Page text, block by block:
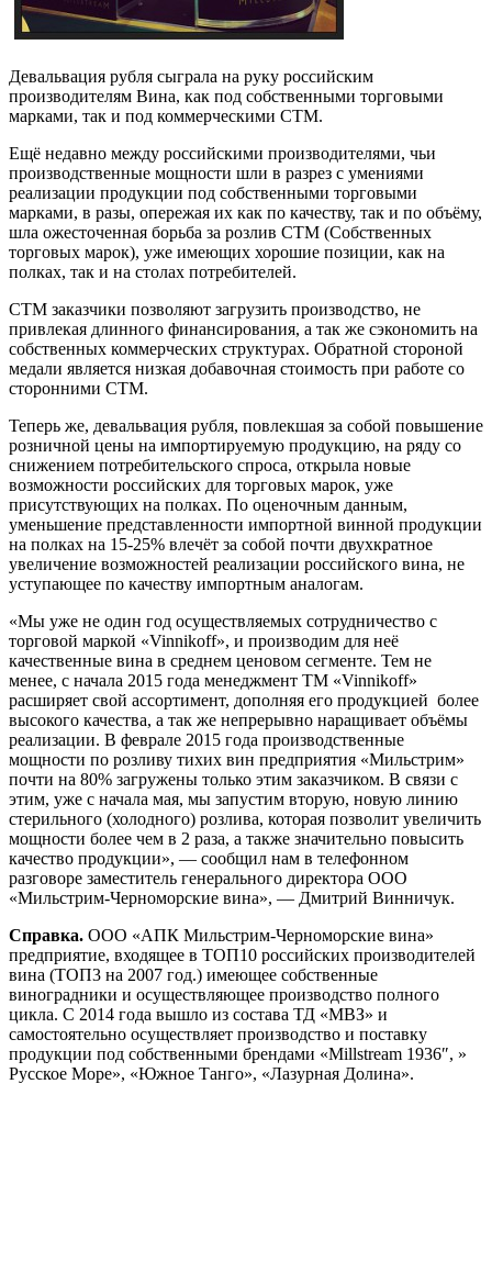
Девальвация рубля сыграла на руку российским
производителям Вина, как под собственными торговыми
марками, так и под коммерческими СТМ.
Ещё недавно между российскими производителями, чьи
производственные мощности шли в разрез с умениями
реализации продукции под собственными торговыми
марками, в разы, опережая их как по качеству, так и по объёму,
шла ожесточенная борьба за розлив СТМ (Собственных
торговых марок), уже имеющих хорошие позиции, как на
полках, так и на столах потребителей.
СТМ заказчики позволяют загрузить производство, не
привлекая длинного финансирования, а так же сэкономить на
собственных коммерческих структурах. Обратной стороной
медали является низкая добавочная стоимость при работе со
сторонними СТМ.
Теперь же, девальвация рубля, повлекшая за собой повышение
розничной цены на импортируемую продукцию, на ряду со
снижением потребительского спроса, открыла новые
возможности российских для торговых марок, уже
присутствующих на полках. По оценочным данным,
уменьшение представленности импортной винной продукции
на полках на 15-25% влечёт за собой почти двухкратное
увеличение возможностей реализации российского вина, не
уступающее по качеству импортным аналогам.
«Мы уже не один год осуществляемых сотрудничество с
торговой маркой «Vinnikoff», и производим для неё
качественные вина в среднем ценовом сегменте. Тем не
менее, с начала 2015 года менеджмент ТМ «Vinnikoff»
расширяет свой ассортимент, дополняя его продукцией более
высокого качества, а так же непрерывно наращивает объёмы
реализации. В феврале 2015 года производственные
мощности по розливу тихих вин предприятия «Мильстрим»
почти на 80% загружены только этим заказчиком. В связи с
этим, уже с начала мая, мы запустим вторую, новую линию
стерильного (холодного) розлива, которая позволит увеличить
мощности более чем в 2 раза, а также значительно повысить
качество продукции», — сообщил нам в телефонном
разговоре заместитель генерального директора ООО
«Мильстрим-Черноморские вина», — Дмитрий Винничук.
Справка. ООО «АПК Мильстрим-Черноморские вина»
предприятие, входящее в ТОП10 российских производителей
вина (ТОП3 на 2007 год.) имеющее собственные
виноградники и осуществляющее производство полного
цикла. С 2014 года вышло из состава ТД «МВЗ» и
самостоятельно осуществляет производство и поставку
продукции под собственными брендами «Millstream 1936″, »
Русское Море», «Южное Танго», «Лазурная Долина».